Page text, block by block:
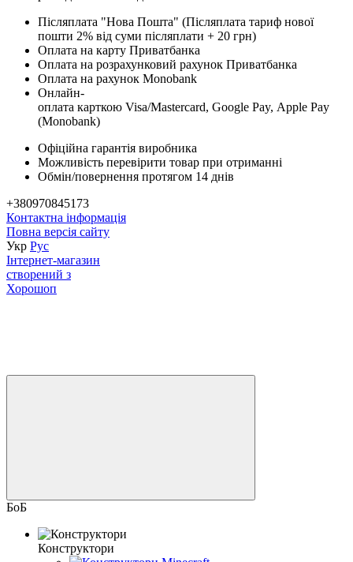
Післяплата "Нова Пошта" (Післяплата тариф нової
пошти 2% від суми післяплати + 20 грн)
Оплата на карту Приватбанка
Оплата на розрахунковий рахунок Приватбанка
Оплата на рахунок Monobank
Онлайн-
оплата карткою Visa/Mastercard, Google Pay, Apple Pay
(Monobank)
Офіційна гарантія виробника
Можливість перевірити товар при отриманні
Обмін/повернення протягом 14 днів
+380970845173
Контактна інформація
Повна версія сайту
Укр Рус
Інтернет-магазин
створений з
Хорошоп
БоБ
Конструктори